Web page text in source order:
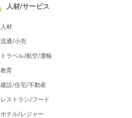
人材/サービス
人材
流通/小売
トラベル/航空/運輸
教育
建設/住宅/不動産
レストラン/フード
ホテル/レジャー